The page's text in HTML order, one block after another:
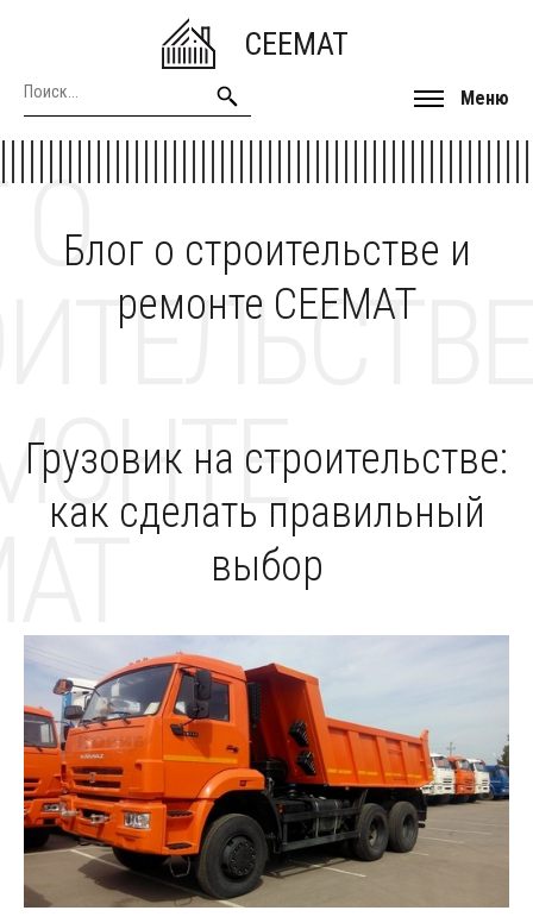
CEEMAT
Меню
Блог о строительстве и
ремонте CEEMAT
О
Грузовик на строительстве:
как сделать правильный
выбор